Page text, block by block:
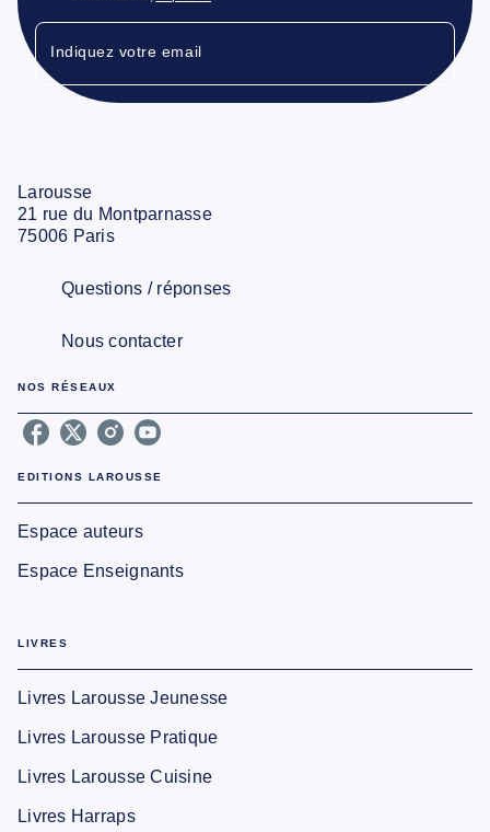
Indiquez votre email
Larousse
21 rue du Montparnasse
75006 Paris
Questions / réponses
Nous contacter
NOS RÉSEAUX
EDITIONS LAROUSSE
Espace auteurs
Espace Enseignants
LIVRES
Livres Larousse Jeunesse
Livres Larousse Pratique
Livres Larousse Cuisine
Livres Harraps